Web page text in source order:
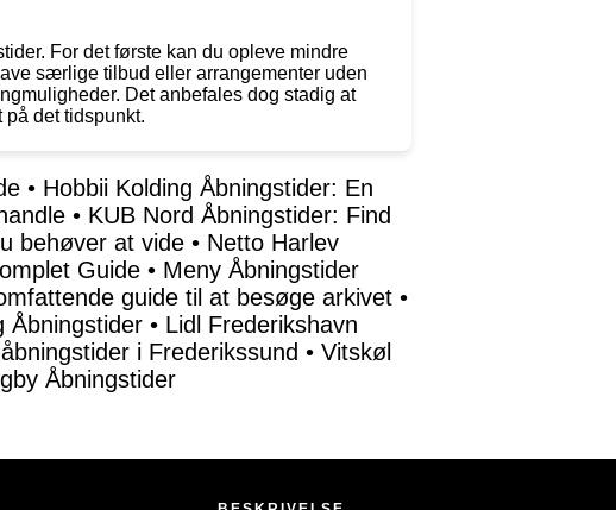
For det første kan du opleve mindre
særlige tilbud eller arrangementer uden
Det anbefales dog stadig at
det tidspunkt.
• Hobbii Kolding Åbningstider: En
• KUB Nord Åbningstider: Find
behøver at vide • Netto Harlev
Guide • Meny Åbningstider
guide til at besøge arkivet •
Åbningstider • Lidl Frederikshavn
i Frederikssund • Vitskøl
Åbningstider